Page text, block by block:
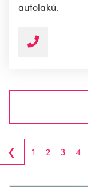
autolaků.
‹ 1 2 3 4